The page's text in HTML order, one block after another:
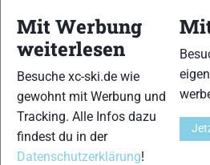
19
21
Mit Werbung
weiterlesen
Besuche xc-ski.de wie
gewohnt mit Werbung und
Tracking. Alle Infos dazu
findest du in der
Datenschutzerklärung!